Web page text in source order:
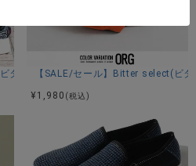
ターセレクト)デザインニットスニーカ
【SALE/セール】Bitter select(ビ
¥ 1,980 (税込)